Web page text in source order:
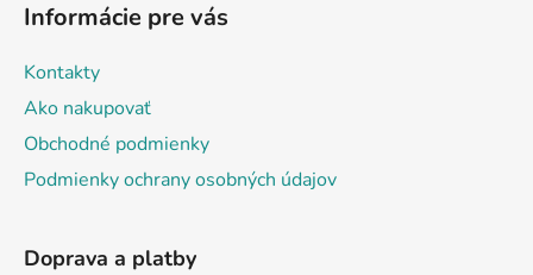
Informácie pre vás
Kontakty
Ako nakupovať
Obchodné podmienky
Podmienky ochrany osobných údajov
Doprava a platby